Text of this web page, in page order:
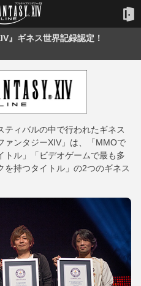
』ギネス世界記録認定！
ティバルの中で行われたギネス
ァンタジーXIV」は、「MMOで
トル」「ビデオゲームで最も多
を持つタイトル」の2つのギネス